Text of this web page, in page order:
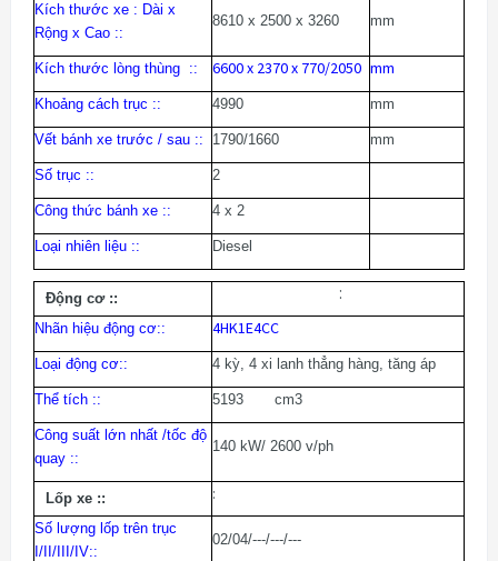
Kích thước xe : Dài x
Rộng x Cao ::
8610 x 2500 x 3260 mm
Kích thước lòng thùng :: 6600 x 2370 x 770/2050 mm
Khoảng cách trục :: 4990 mm
Vết bánh xe trước / sau :: 1790/1660 mm
Số trục :: 2
Công thức bánh xe :: 4 x 2
Loại nhiên liệu :: Diesel
Động cơ :: :
Nhãn hiệu động cơ:: 4HK1E4CC
Loại động cơ:: 4 kỳ, 4 xi lanh thẳng hàng, tăng áp
Thể tích :: 5193 cm3
Công suất lớn nhất /tốc độ
quay ::
140 kW/ 2600 v/ph
Lốp xe :: :
Số lượng lốp trên trục
I/II/III/IV::
02/04/---/---/---